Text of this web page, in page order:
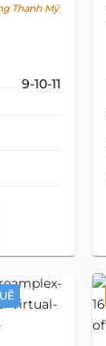
Thạnh Mỹ
9-10-11